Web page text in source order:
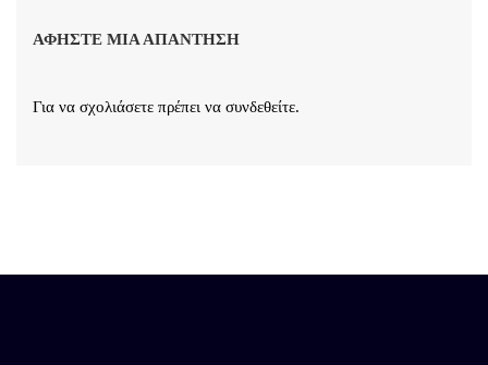
ΑΦΉΣΤΕ ΜΙΑ ΑΠΆΝΤΗΣΗ
Για να σχολιάσετε πρέπει να συνδεθείτε.